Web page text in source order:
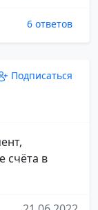
6 ответов
Подписаться
счёта в